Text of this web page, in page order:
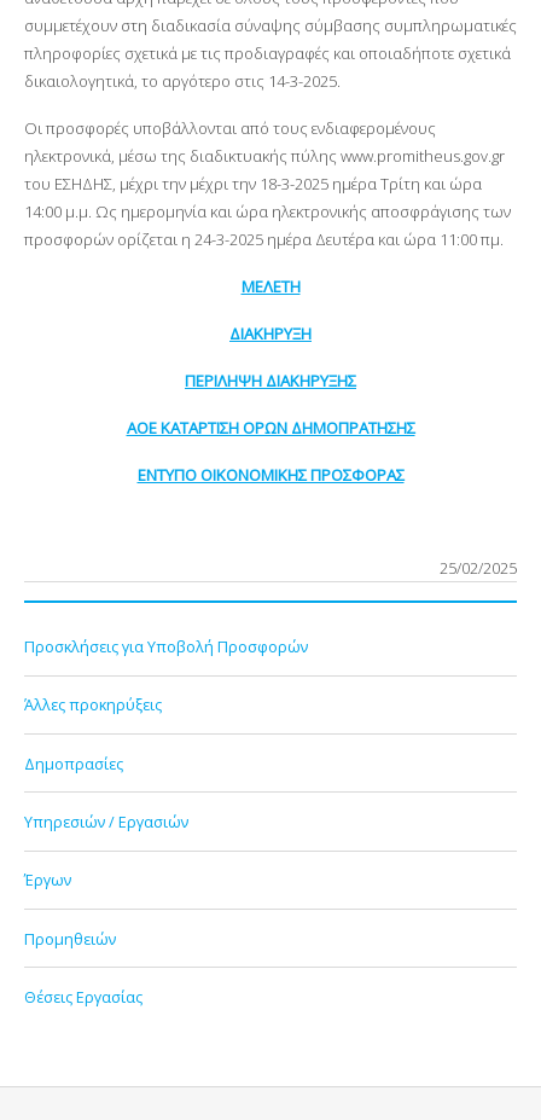
συμμετέχουν στη διαδικασία σύναψης σύμβασης συμπληρωματικές
πληροφορίες σχετικά με τις προδιαγραφές και οποιαδήποτε σχετικά
δικαιολογητικά, το αργότερο στις 14-3-2025.
Οι προσφορές υποβάλλονται από τους ενδιαφερομένους
ηλεκτρονικά, μέσω της διαδικτυακής πύλης www.promitheus.gov.gr
του ΕΣΗΔΗΣ, μέχρι την μέχρι την 18-3-2025 ημέρα Τρίτη και ώρα
14:00 μ.μ. Ως ημερομηνία και ώρα ηλεκτρονικής αποσφράγισης των
προσφορών ορίζεται η 24-3-2025 ημέρα Δευτέρα και ώρα 11:00 πμ.
ΜΕΛΕΤΗ
ΔΙΑΚΗΡΥΞΗ
ΠΕΡΙΛΗΨΗ ΔΙΑΚΗΡΥΞΗΣ
ΑΟΕ ΚΑΤΑΡΤΙΣΗ ΟΡΩΝ ΔΗΜΟΠΡΑΤΗΣΗΣ
ΕΝΤΥΠΟ ΟΙΚΟΝΟΜΙΚΗΣ ΠΡΟΣΦΟΡΑΣ
25/02/2025
Προσκλήσεις για Υποβολή Προσφορών
Άλλες προκηρύξεις
Δημοπρασίες
Υπηρεσιών / Εργασιών
Έργων
Προμηθειών
Θέσεις Εργασίας